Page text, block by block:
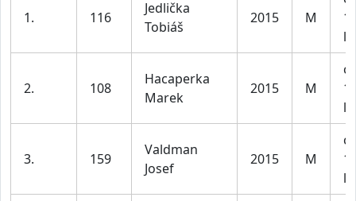
1. 116
Jedlička
Tobiáš
2015 M
2. 108
Hacaperka
Marek
2015 M
3. 159
Valdman
Josef
2015 M